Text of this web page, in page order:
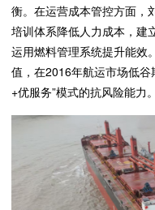
衡。在运营成本管控方面，
培训体系降低人力成本，建
运用燃料管理系统提升能效
值，在2016年航运市场低
+优服务”模式的抗风险能力。